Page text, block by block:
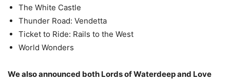
The White Castle
Thunder Road: Vendetta
Ticket to Ride: Rails to the West
World Wonders
We also announced both Lords of Waterdeep and Love